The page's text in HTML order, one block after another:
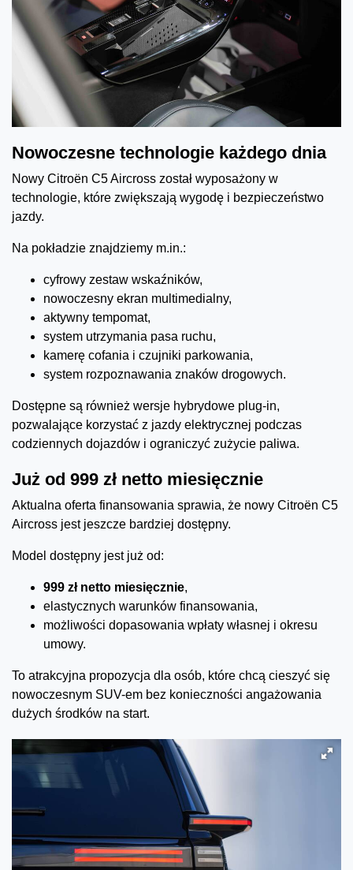
Nowoczesne technologie każdego dnia
Nowy Citroën C5 Aircross został wyposażony w
technologie, które zwiększają wygodę i bezpieczeństwo
jazdy.
Na pokładzie znajdziemy m.in.:
cyfrowy zestaw wskaźników,
nowoczesny ekran multimedialny,
aktywny tempomat,
system utrzymania pasa ruchu,
kamerę cofania i czujniki parkowania,
system rozpoznawania znaków drogowych.
Dostępne są również wersje hybrydowe plug-in,
pozwalające korzystać z jazdy elektrycznej podczas
codziennych dojazdów i ograniczyć zużycie paliwa.
Już od 999 zł netto miesięcznie
Aktualna oferta finansowania sprawia, że nowy Citroën C5
Aircross jest jeszcze bardziej dostępny.
Model dostępny jest już od:
999 zł netto miesięcznie,
elastycznych warunków finansowania,
możliwości dopasowania wpłaty własnej i okresu
umowy.
To atrakcyjna propozycja dla osób, które chcą cieszyć się
nowoczesnym SUV-em bez konieczności angażowania
dużych środków na start.